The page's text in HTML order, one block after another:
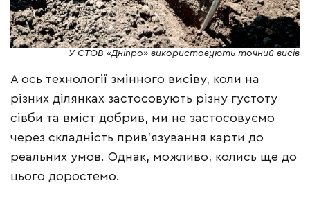
У СТОВ «Дніпро» використовують точний висів
А ось технології змінного висіву, коли на
різних ділянках застосовують різну густоту
сівби та вміст добрив, ми не застосовуємо
через складність прив’язування карти до
реальних умов. Однак, можливо, колись ще до
цього доростемо.